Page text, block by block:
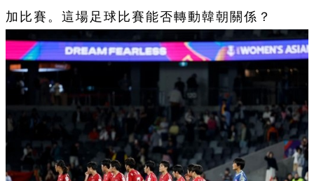
加比賽。這場足球比賽能否轉動韓朝關係？